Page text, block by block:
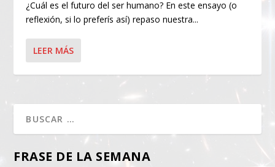
¿Cuál es el futuro del ser humano? En este ensayo (o
reflexión, si lo preferís así) repaso nuestra...
LEER MÁS
FRASE DE LA SEMANA